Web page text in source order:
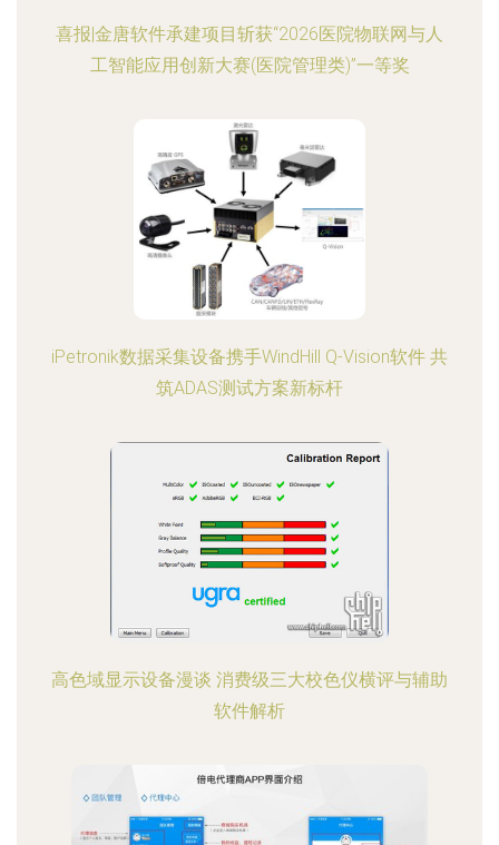
喜报|金唐软件承建项目斩获“2026医院物联网与人
工智能应用创新大赛(医院管理类)”一等奖
iPetronik数据采集设备携手WindHill Q-Vision软件 共
筑ADAS测试方案新标杆
高色域显示设备漫谈 消费级三大校色仪横评与辅助
软件解析